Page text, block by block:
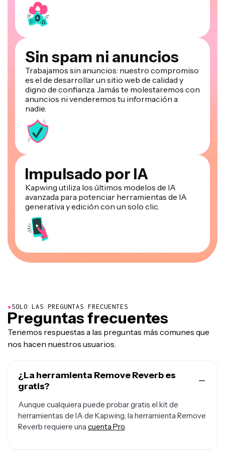
Sin spam ni anuncios
Trabajamos sin anuncios: nuestro compromiso
es el de desarrollar un sitio web de calidad y
digno de confianza. Jamás te molestaremos con
anuncios ni venderemos tu información a
nadie.
Impulsado por IA
Kapwing utiliza los últimos modelos de IA
avanzada para potenciar herramientas de IA
generativa y edición con un solo clic.
●SOLO LAS PREGUNTAS FRECUENTES
Preguntas frecuentes
Tenemos respuestas a las preguntas más comunes que
nos hacen nuestros usuarios.
¿La herramienta Remove Reverb es
gratis?
Aunque cualquiera puede probar gratis el kit de
herramientas de IA de Kapwing, la herramienta Remove
Reverb requiere una cuenta Pro.